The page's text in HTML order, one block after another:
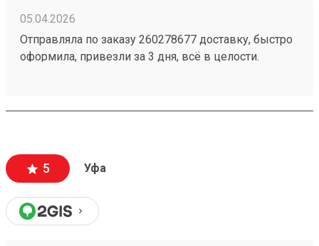
05.04.2026
Отправляла по заказу 260278677 доставку, быстро
оформила, привезли за 3 дня, всё в целости.
5 Уфа